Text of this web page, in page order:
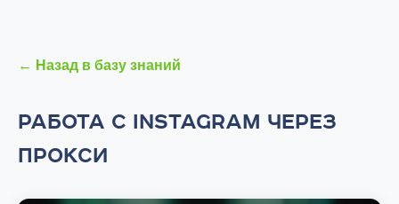
← Назад в базу знаний
РАБОТА С INSTAGRAM ЧЕРЕЗ
ПРОКСИ